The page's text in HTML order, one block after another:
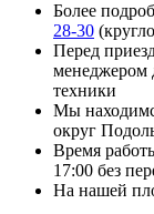
Более
28-30
Перед
менеджером
техники
Мы
округ
Время
17:00 без
На нашей